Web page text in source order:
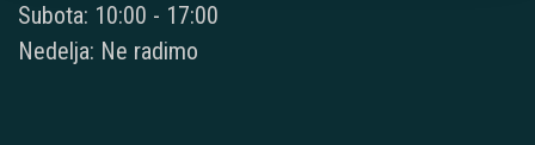
Subota: 10:00 - 17:00
Nedelja: Ne radimo